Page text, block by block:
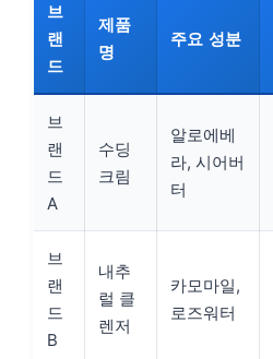
브
랜
드
제품
명
주요 성분
브
랜
드
A
수딩
크림
알로에베
라, 시어버
터
브
랜
드
B
내추
럴 클
렌저
카모마일,
로즈워터